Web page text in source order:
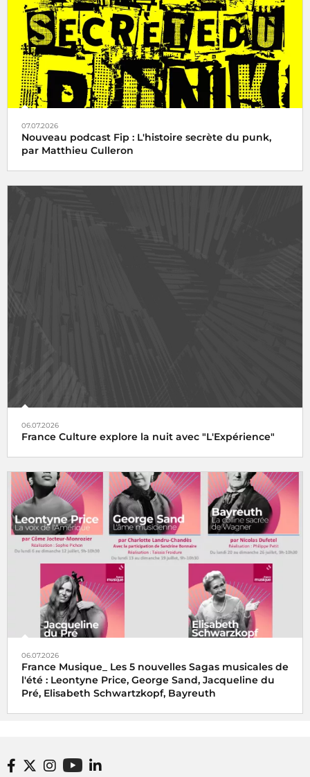
07.07.2026
Nouveau podcast Fip : L'histoire secrète du punk,
par Matthieu Culleron
06.07.2026
France Culture explore la nuit avec "L'Expérience"
06.07.2026
France Musique_ Les 5 nouvelles Sagas musicales de
l'été : Leontyne Price, George Sand, Jacqueline du
Pré, Elisabeth Schwartzkopf, Bayreuth